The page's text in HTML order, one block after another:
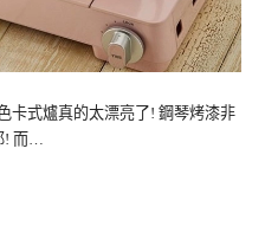
卡式爐真的太漂亮了! 鋼琴烤漆非
而…